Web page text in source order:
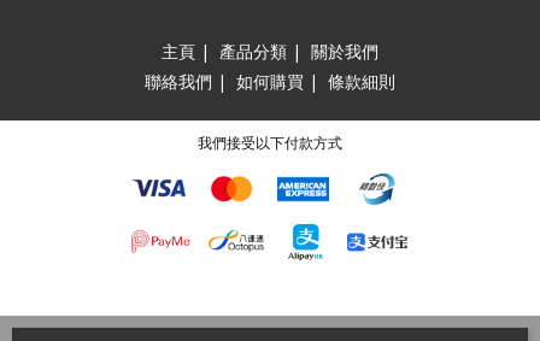
主頁 | 產品分類 | 關於我們
聯絡我們 | 如何購買 | 條款細則
我們接受以下付款方式